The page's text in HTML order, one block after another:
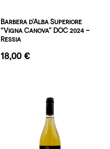
Barbera d’Alba Superiore
“Vigna Canova” DOC 2024 –
Ressia
18,00 €